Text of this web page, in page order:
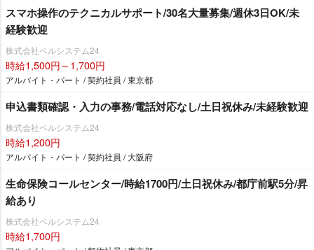
スマホ操作のテクニカルサポート/30名大量募集/週休3日OK/未
経験歓迎
株式会社ベルシステム24
時給1,500円～1,700円
アルバイト・パート / 契約社員 / 東京都
申込書類確認・入力の事務/電話対応なし/土日祝休み/未経験歓迎
株式会社ベルシステム24
時給1,200円
アルバイト・パート / 契約社員 / 大阪府
生命保険コールセンター/時給1700円/土日祝休み/都庁前駅5分/昇
給あり
株式会社ベルシステム24
時給1,700円